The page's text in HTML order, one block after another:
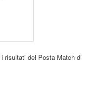
risultati del Posta Match di